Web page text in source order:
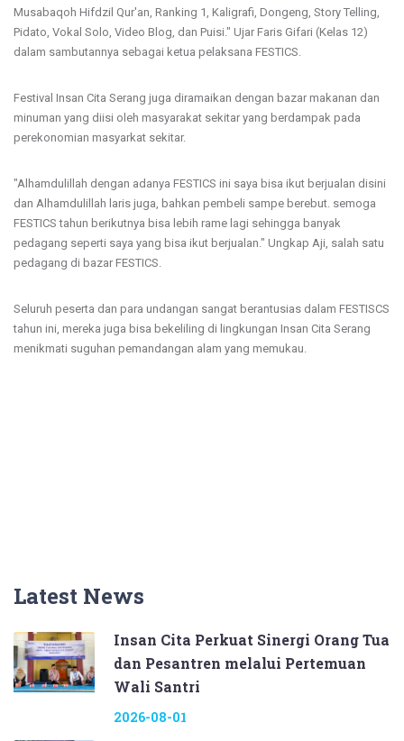
Musabaqoh Hifdzil Qur'an, Ranking 1, Kaligrafi, Dongeng, Story Telling,
Pidato, Vokal Solo, Video Blog, dan Puisi." Ujar Faris Gifari (Kelas 12)
dalam sambutannya sebagai ketua pelaksana FESTICS.
Festival Insan Cita Serang juga diramaikan dengan bazar makanan dan
minuman yang diisi oleh masyarakat sekitar yang berdampak pada
perekonomian masyarkat sekitar.
"Alhamdulillah dengan adanya FESTICS ini saya bisa ikut berjualan disini
dan Alhamdulillah laris juga, bahkan pembeli sampe berebut. semoga
FESTICS tahun berikutnya bisa lebih rame lagi sehingga banyak
pedagang seperti saya yang bisa ikut berjualan." Ungkap Aji, salah satu
pedagang di bazar FESTICS.
Seluruh peserta dan para undangan sangat berantusias dalam FESTISCS
tahun ini, mereka juga bisa bekeliling di lingkungan Insan Cita Serang
menikmati suguhan pemandangan alam yang memukau.
Latest News
Insan Cita Perkuat Sinergi Orang Tua
dan Pesantren melalui Pertemuan
Wali Santri
2026-08-01